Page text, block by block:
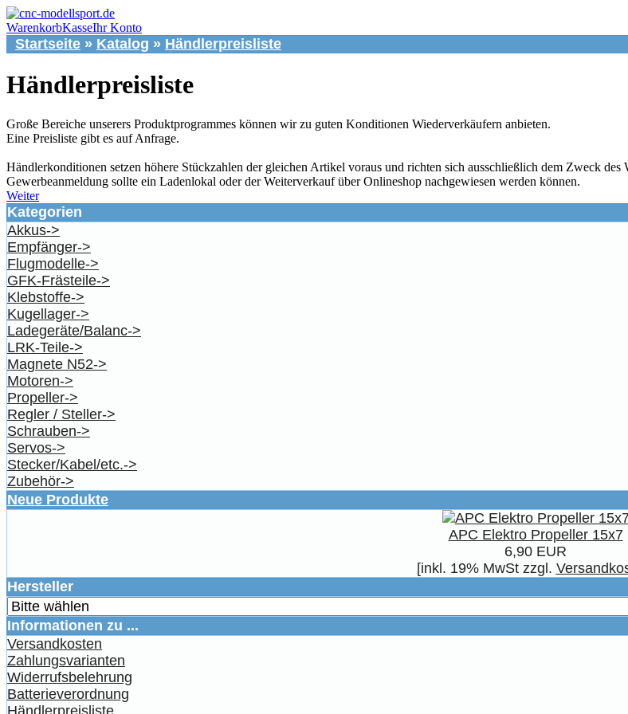
WarenkorbKasseIhr Konto
Startseite » Katalog » Händlerpreisliste
Händlerpreisliste
Große Bereiche unserers Produktprogrammes können wir zu guten Konditionen Wiederverkäufern anbieten.
Eine Preisliste gibt es auf Anfrage.
Händlerkonditionen setzen höhere Stückzahlen der gleichen Artikel voraus und richten sich ausschließlich dem Zweck
Gewerbeanmeldung sollte ein Ladenlokal oder der Weiterverkauf über Onlineshop nachgewiesen werden können.
Weiter
Kategorien
Akkus->
Empfänger->
Flugmodelle->
GFK-Frästeile->
Klebstoffe->
Kugellager->
Ladegeräte/Balanc->
LRK-Teile->
Magnete N52->
Motoren->
Propeller->
Regler / Steller->
Schrauben->
Servos->
Stecker/Kabel/etc.->
Zubehör->
Neue Produkte
APC Elektro Propeller 15x7
6,90 EUR
[inkl. 19% MwSt zzgl.
Hersteller
Informationen zu ...
Versandkosten
Zahlungsvarianten
Widerrufsbelehrung
Batterieverordnung
Händlerpreisliste